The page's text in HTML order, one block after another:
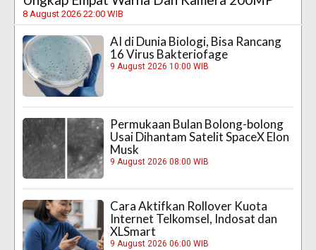
8 August 2026 22:00 WIB
AI di Dunia Biologi, Bisa Rancang
16 Virus Bakteriofage
9 August 2026 10:00 WIB
Permukaan Bulan Bolong-bolong
Usai Dihantam Satelit SpaceX Elon
Musk
9 August 2026 08:00 WIB
Cara Aktifkan Rollover Kuota
Internet Telkomsel, Indosat dan
XLSmart
9 August 2026 06:00 WIB